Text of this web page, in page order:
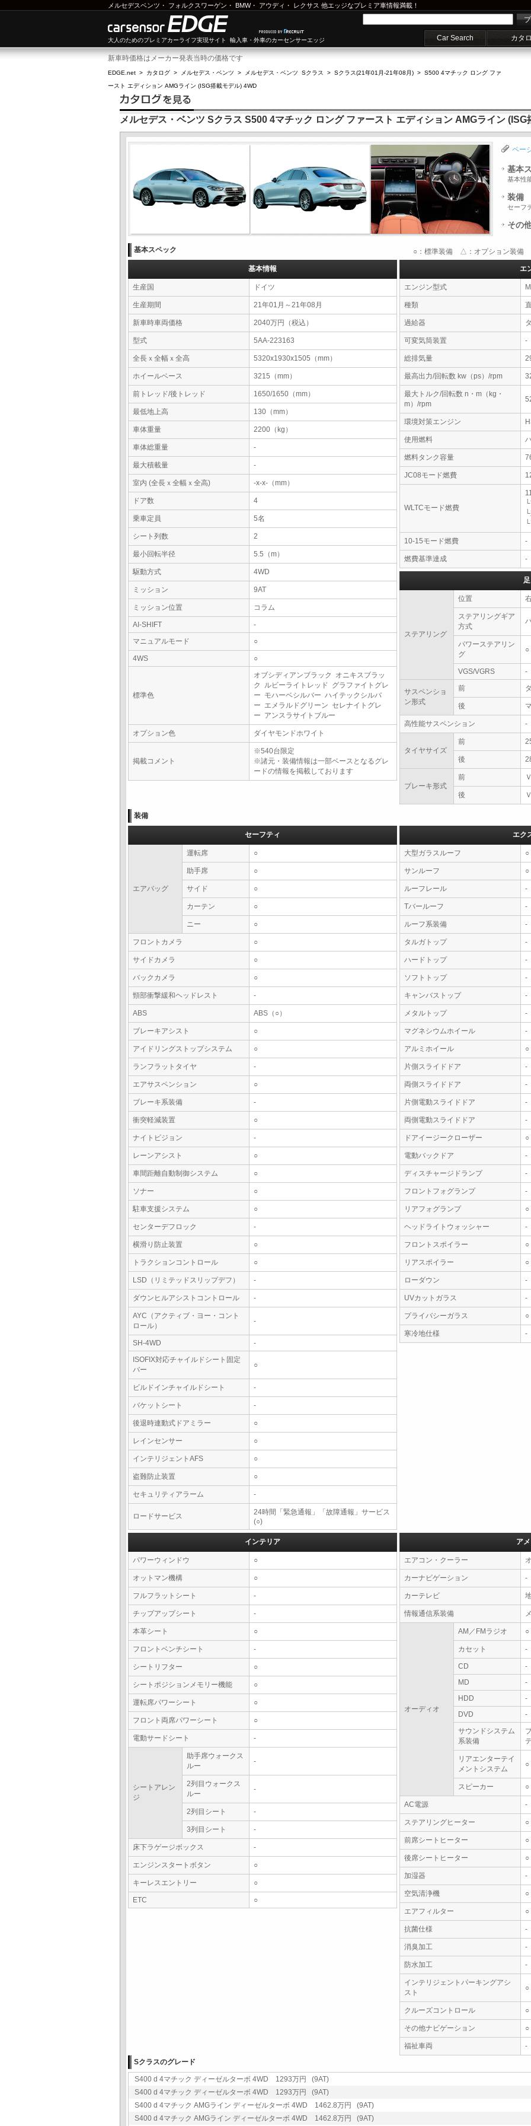
メルセデスベンツ ・ フォルクスワーゲン ・ BMW・ アウディ ・ レクサス 他エッジなプレミア車情報満載！
大人のためのプレミアカーライフ実現サイト 輸入車・外車のカーセンサーエッジ Car Search カタ
新車時価格はメーカー発表当時の価格です
EDGE.net > カタログ > メルセデス・ベンツ > メルセデス・ベンツ Sクラス > Sクラス(21年01月-21年08月) > S500 4マチック ロング ファ
ースト エディション AMGライン (ISG搭載モデル) 4WD
メルセデス・ベンツ Sクラス S500 4マチック ロング ファースト エディション AMGライン (ISG
ペー
基本
基本性
装備
セーフ
その
基本スペック ○：標準装備 △：オプション装備 -
基本情報
生産国 ドイツ
生産期間 21年01月～21年08月
新車時車両価格 2040万円（税込）
型式 5AA-223163
全長ｘ全幅ｘ全高 5320x1930x1505（mm）
ホイールベース 3215（mm）
前トレッド/後トレッド 1650/1650（mm）
最低地上高 130（mm）
車体重量 2200（kg）
車体総重量 -
最大積載量 -
室内 (全長ｘ全幅ｘ全高) -x-x-（mm）
ドア数 4
乗車定員 5名
シート列数 2
最小回転半径 5.5（m）
駆動方式 4WD
ミッション 9AT
ミッション位置 コラム
AI-SHIFT
-
マニュアルモード
○
4WS ○
標準色
オブシディアンブラック オニキスブラッ
ク ルビーライトレッド グラファイトグレ
ー モハーベシルバー ハイテックシルバ
ー エメラルドグリーン セレナイトグレ
ー アンスラサイトブルー
オプション色 ダイヤモンドホワイト
掲載コメント
※540台限定
※諸元・装備情報は一部ベースとなるグレ
ードの情報を掲載しております
エ
エンジン型式
種類
過給器
可変気筒装置 -
総排気量
最高出力/回転数 kw（ps）/rpm
最大トルク/回転数 n・m（kg・
m）/rpm
環境対策エンジン
使用燃料
燃料タンク容量
JC08モード燃費
WLTCモード燃費
10-15モード燃費 -
燃費基準達成 -
ステアリング
位置
ステアリングギア
方式
パワーステアリン
グ
○
VGS/VGRS -
サスペンショ
ン形式
前
後
高性能サスペンション -
タイヤサイズ
前
後
ブレーキ形式
前
後
装備
セーフティ
エアバッグ
運転席 ○
助手席 ○
サイド ○
カーテン ○
ニー ○
フロントカメラ ○
サイドカメラ ○
バックカメラ ○
頸部衝撃緩和ヘッドレスト -
ABS ABS（○）
ブレーキアシスト ○
アイドリングストップシステム ○
ランフラットタイヤ -
エアサスペンション ○
ブレーキ系装備 -
衝突軽減装置 ○
ナイトビジョン -
レーンアシスト ○
車間距離自動制御システム ○
ソナー ○
駐車支援システム ○
センターデフロック -
横滑り防止装置 ○
トラクションコントロール ○
LSD（リミテッドスリップデフ） -
ダウンヒルアシストコントロール -
AYC（アクティブ・ヨー・コント
ロール）
-
SH-4WD
-
ISOFIX対応チャイルドシート固定
バー
○
ビルドインチャイルドシート -
バケットシート -
後退時連動式ドアミラー ○
レインセンサー ○
インテリジェントAFS ○
盗難防止装置 ○
セキュリティアラーム -
ロードサービス
24時間「緊急通報」「故障通報」サービス
(○)
エク
大型ガラスルーフ ○
サンルーフ ○
ルーフレール -
Tバールーフ -
ルーフ系装備 -
タルガトップ -
ハードトップ -
ソフトトップ -
キャンバストップ -
メタルトップ -
マグネシウムホイール -
アルミホイール ○
片側スライドドア -
両側スライドドア -
片側電動スライドドア -
両側電動スライドドア -
ドアイージークローザー ○
電動バックドア -
ディスチャージドランプ -
フロントフォグランプ -
リアフォグランプ ○
ヘッドライトウォッシャー -
フロントスポイラー ○
リアスポイラー ○
ローダウン -
UVカットガラス -
プライバシーガラス ○
寒冷地仕様 -
インテリア
パワーウィンドウ ○
オットマン機構 ○
フルフラットシート -
チップアップシート -
本革シート ○
フロントベンチシート -
シートリフター ○
シートポジションメモリー機能 ○
運転席パワーシート ○
フロント両席パワーシート ○
電動サードシート -
シートアレン
ジ
助手席ウォークス
ルー
-
2列目ウォークス
ルー
-
2列目シート -
3列目シート -
床下ラゲージボックス -
エンジンスタートボタン ○
キーレスエントリー ○
ETC ○
ア
エアコン・クーラー
カーナビゲーション -
カーテレビ
情報通信系装備
オーディオ
AM／FMラジオ ○
カセット -
CD
-
MD
-
HDD
-
DVD
-
サウンドシステム
系装備
リアエンターテイ
メントシステム
○
スピーカー ○
AC電源 -
ステアリングヒーター ○
前席シートヒーター ○
後席シートヒーター ○
加湿器 -
空気清浄機 ○
エアフィルター ○
抗菌仕様 -
消臭加工 -
防水加工 -
インテリジェントパーキングアシ
スト
○
クルーズコントロール ○
その他ナビゲーション ○
福祉車両
-
Sクラスのグレード
S400 d 4マチック ディーゼルターボ 4WD 1293万円 (9AT)
S400 d 4マチック ディーゼルターボ 4WD 1293万円 (9AT)
S400 d 4マチック AMGライン ディーゼルターボ 4WD 1462.8万円 (9AT)
S400 d 4マチック AMGライン ディーゼルターボ 4WD 1462.8万円 (9AT)